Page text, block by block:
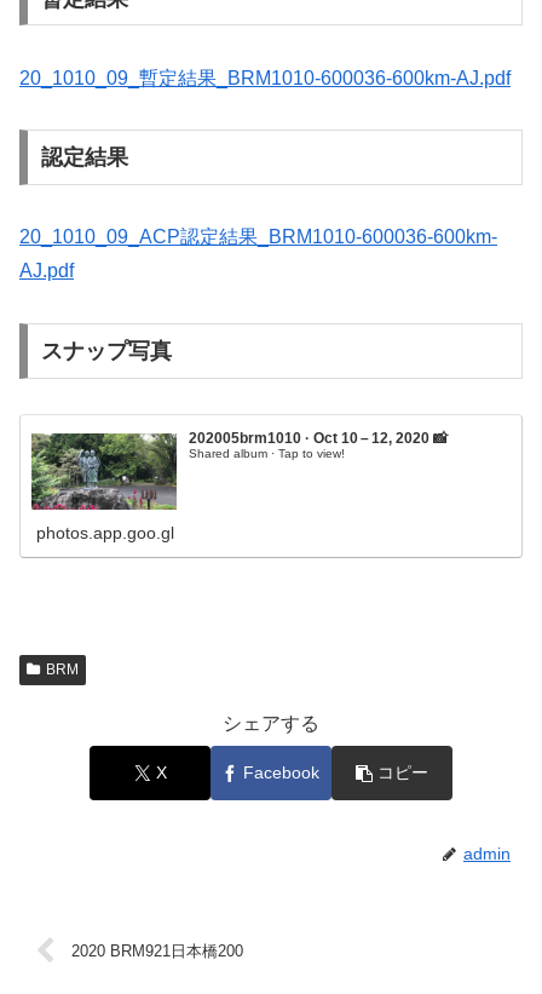
20_1010_09_暫定結果_BRM1010-600036-600km-AJ.pdf
認定結果
20_1010_09_ACP認定結果_BRM1010-600036-600km-
AJ.pdf
スナップ写真
202005brm1010 · Oct 10 – 12, 2020 📸
Shared album · Tap to view!
photos.app.goo.gl
BRM
シェアする
X Facebook コピー
admin
2020 BRM921日本橋200